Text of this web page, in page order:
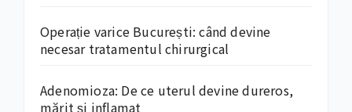
Operație varice București: când devine
necesar tratamentul chirurgical
Adenomioza: De ce uterul devine dureros,
mărit și inflamat